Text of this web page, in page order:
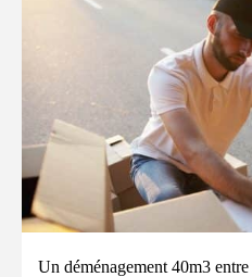
Un déménagement 40m3